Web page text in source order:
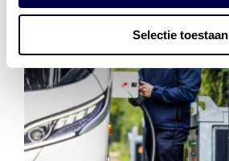
Selectie toestaan